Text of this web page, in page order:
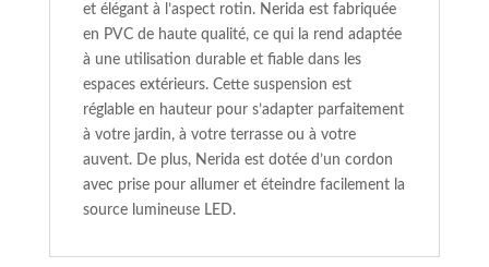
et élégant à l’aspect rotin. Nerida est fabriquée
en PVC de haute qualité, ce qui la rend adaptée
à une utilisation durable et fiable dans les
espaces extérieurs. Cette suspension est
réglable en hauteur pour s’adapter parfaitement
à votre jardin, à votre terrasse ou à votre
auvent. De plus, Nerida est dotée d’un cordon
avec prise pour allumer et éteindre facilement la
source lumineuse LED.